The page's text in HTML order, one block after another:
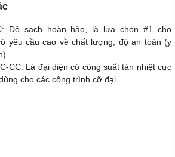
Độ sạch hoàn hảo, là lựa chọn #1 cho
yêu cầu cao về chất lượng, độ an toàn (y
CC: Là đại diện có công suất tản nhiệt cực
cho các công trình cỡ đại.